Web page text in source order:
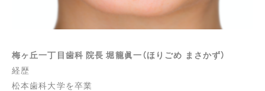
梅ヶ丘一丁目歯科 院長 堀籠眞一（ほりごめ まさかず）
経歴
松本歯科大学を卒業